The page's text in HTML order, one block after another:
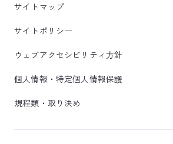
サイトマップ
サイトポリシー
ウェブアクセシビリティ方針
個人情報・特定個人情報保護
規程類・取り決め